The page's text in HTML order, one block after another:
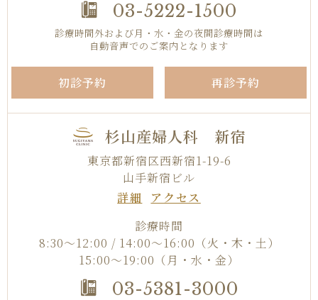
03-5222-1500
診療時間外および月・水・金の夜間診療時間は
自動音声でのご案内となります
初診予約 再診予約
杉山産婦人科 新宿
東京都新宿区西新宿1-19-6
山手新宿ビル
詳細
アクセス
診療時間
8:30〜12:00 / 14:00〜16:00 （火・木・土）
15:00〜19:00（月・水・金）
03-5381-3000